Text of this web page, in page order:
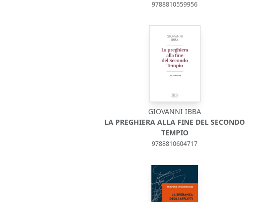
9788810559956
GIOVANNI IBBA
LA PREGHIERA ALLA FINE DEL SECONDO
TEMPIO
9788810604717